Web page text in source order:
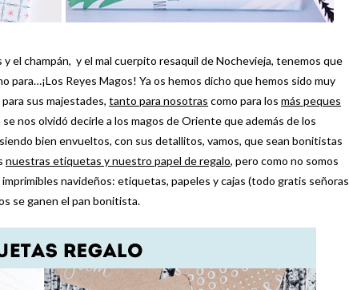
y el champán, y el mal cuerpito resaquil de Nochevieja, tenemos que
para…¡Los Reyes Magos! Ya os hemos dicho que hemos sido muy
sus majestades, tanto para nosotras como para los más peques
nos olvidó decirle a los magos de Oriente que además de los
bien envueltos, con sus detallitos, vamos, que sean bonitistas
nuestras etiquetas y nuestro papel de regalo, pero como no somos
navideños: etiquetas, papeles y cajas (todo gratis señoras
se ganen el pan bonitista.